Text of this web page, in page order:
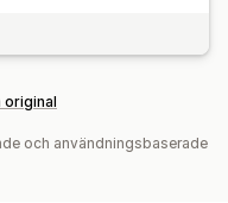
original
och användningsbaserade